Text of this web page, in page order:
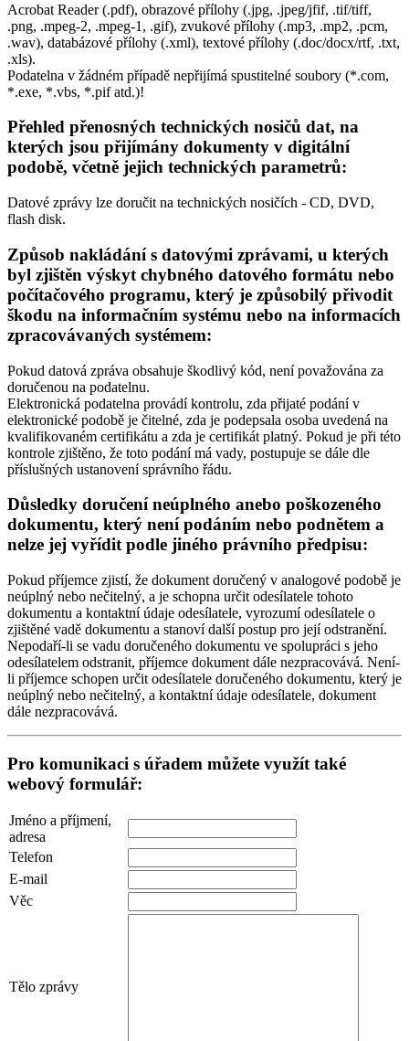
Acrobat Reader (.pdf), obrazové přílohy (.jpg, .jpeg/jfif, .tif/tiff,
.png, .mpeg-2, .mpeg-1, .gif), zvukové přílohy (.mp3, .mp2, .pcm,
.wav), databázové přílohy (.xml), textové přílohy (.doc/docx/rtf, .txt,
.xls).
Podatelna v žádném případě nepřijímá spustitelné soubory (*.com,
*.exe, *.vbs, *.pif atd.)!
Přehled přenosných technických nosičů dat, na
kterých jsou přijímány dokumenty v digitální
podobě, včetně jejich technických parametrů:
Datové zprávy lze doručit na technických nosičích - CD, DVD,
flash disk.
Způsob nakládání s datovými zprávami, u kterých
byl zjištěn výskyt chybného datového formátu nebo
počítačového programu, který je způsobilý přivodit
škodu na informačním systému nebo na informacích
zpracovávaných systémem:
Pokud datová zpráva obsahuje škodlivý kód, není považována za
doručenou na podatelnu.
Elektronická podatelna provádí kontrolu, zda přijaté podání v
elektronické podobě je čitelné, zda je podepsala osoba uvedená na
kvalifikovaném certifikátu a zda je certifikát platný. Pokud je při této
kontrole zjištěno, že toto podání má vady, postupuje se dále dle
příslušných ustanovení správního řádu.
Důsledky doručení neúplného anebo poškozeného
dokumentu, který není podáním nebo podnětem a
nelze jej vyřídit podle jiného právního předpisu:
Pokud příjemce zjistí, že dokument doručený v analogové podobě je
neúplný nebo nečitelný, a je schopna určit odesílatele tohoto
dokumentu a kontaktní údaje odesílatele, vyrozumí odesílatele o
zjištěné vadě dokumentu a stanoví další postup pro její odstranění.
Nepodaří-li se vadu doručeného dokumentu ve spolupráci s jeho
odesílatelem odstranit, příjemce dokument dále nezpracovává. Není-
li příjemce schopen určit odesílatele doručeného dokumentu, který je
neúplný nebo nečitelný, a kontaktní údaje odesílatele, dokument
dále nezpracovává.
Pro komunikaci s úřadem můžete využít také
webový formulář:
Jméno a příjmení,
adresa
Telefon
E-mail
Věc
Tělo zprávy